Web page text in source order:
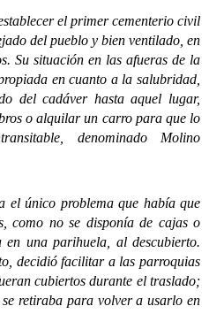
el primer cementerio civil
del pueblo y bien ventilado, en
Su situación en las afueras de la
en cuanto a la salubridad,
del cadáver hasta aquel lugar,
o alquilar un carro para que lo
denominado Molino
problema que había que
como no se disponía de cajas o
en una parihuela, al descubierto.
decidió facilitar a las parroquias
cubiertos durante el traslado;
retiraba para volver a usarlo en